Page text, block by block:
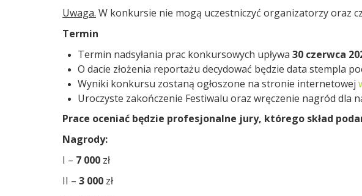
Uwaga. W konkursie nie mogą uczestniczyć organizatorzy oraz
Termin
Termin nadsyłania prac konkursowych upływa 30 czerwca
O dacie złożenia reportażu decydować będzie data stempla
Wyniki konkursu zostaną ogłoszone na stronie internetowej
Uroczyste zakończenie Festiwalu oraz wręczenie nagród
Prace oceniać będzie profesjonalne jury, którego skład
Nagrody:
I – 7 000 zł
II – 3 000 zł